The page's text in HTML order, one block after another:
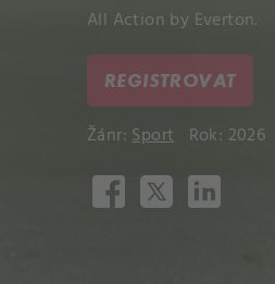
All Action by Everton.
REGISTROVAT
Žánr:Sport Rok: 2026